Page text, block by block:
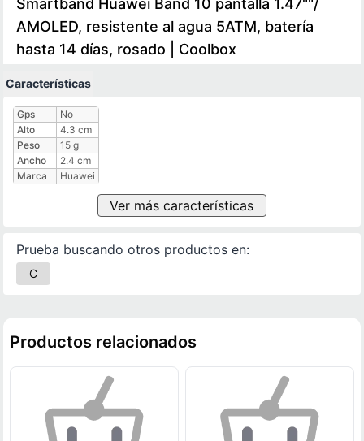
Smartband Huawei Band 10 pantalla 1.47""/
AMOLED, resistente al agua 5ATM, batería
hasta 14 días, rosado | Coolbox
Características
Características técnicas
Gps
No
Alto
4.3 cm
Peso
15 g
Ancho
2.4 cm
Marca
Huawei
Ver más características
Prueba buscando otros productos en:
C
Productos relacionados